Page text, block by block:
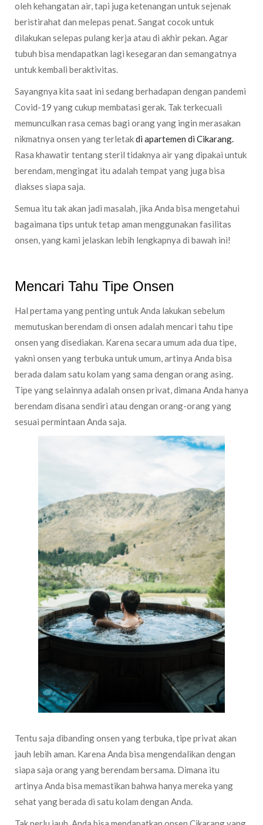
oleh kehangatan air, tapi juga ketenangan untuk sejenak
beristirahat dan melepas penat. Sangat cocok untuk
dilakukan selepas pulang kerja atau di akhir pekan. Agar
tubuh bisa mendapatkan lagi kesegaran dan semangatnya
untuk kembali beraktivitas.
Sayangnya kita saat ini sedang berhadapan dengan pandemi
Covid-19 yang cukup membatasi gerak. Tak terkecuali
memunculkan rasa cemas bagi orang yang ingin merasakan
nikmatnya onsen yang terletakdi apartemen di Cikarang.
Rasa khawatir tentang steril tidaknya air yang dipakai untuk
berendam, mengingat itu adalah tempat yang juga bisa
diakses siapa saja.
Semua itu tak akan jadi masalah, jika Anda bisa mengetahui
bagaimana tips untuk tetap aman menggunakan fasilitas
onsen, yang kami jelaskan lebih lengkapnya di bawah ini!
Mencari Tahu Tipe Onsen
Hal pertama yang penting untuk Anda lakukan sebelum
memutuskan berendam di onsen adalah mencari tahu tipe
onsen yang disediakan. Karena secara umum ada dua tipe,
yakni onsen yang terbuka untuk umum, artinya Anda bisa
berada dalam satu kolam yang sama dengan orang asing.
Tipe yang selainnya adalah onsen privat, dimana Anda hanya
berendam disana sendiri atau dengan orang-orang yang
sesuai permintaan Anda saja.
Tentu saja dibanding onsen yang terbuka, tipe privat akan
jauh lebih aman. Karena Anda bisa mengendalikan dengan
siapa saja orang yang berendam bersama. Dimana itu
artinya Anda bisa memastikan bahwa hanya mereka yang
sehat yang berada di satu kolam dengan Anda.